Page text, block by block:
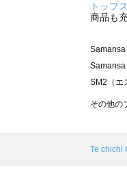
トップス
商品も
Samansa
SM2（エ
Samansa
その他
Te chichi